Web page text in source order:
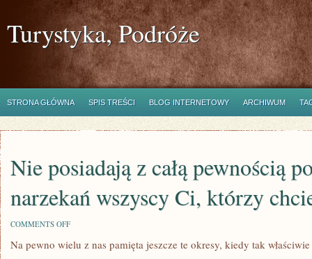
Turystyka, Podróże
STRONA GŁÓWNA SPIS TREŚCI BLOG INTERNETOWY ARCHIWUM
Nie posiadają z całą pewnością
narzekań wszyscy Ci, którzy
COMMENTS OFFON
POSIADAJĄ
Na pewno wielu z nas pamięta jeszcze te okresy, kiedy tak